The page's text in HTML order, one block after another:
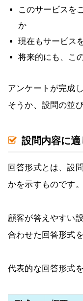
このサービスを
か
現在もサービス
将来的にも、こ
アンケートが完成
そうか、設問の並
設問内容に
回答形式とは、設
かを示すものです。
顧客が答えやすい
合わせた回答形式
代表的な回答形式